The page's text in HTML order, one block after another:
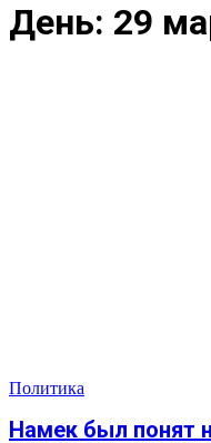
День: 29
Политика
Намек был понят